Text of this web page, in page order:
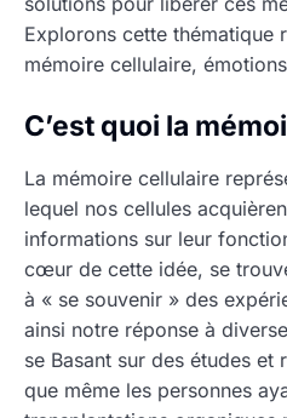
Explorons cette thématique
mémoire cellulaire,
C’est quoi la
La mémoire cellulaire
lequel nos cellules
informations sur leur
cœur de cette idée, se
à « se souvenir » des
ainsi notre réponse à
se Basant sur des études et
que même les personnes